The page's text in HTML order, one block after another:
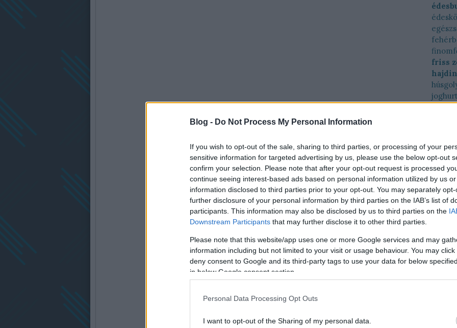
Blog - Do Not Process My Personal Information
If you wish to opt-out of the sale, sharing to third parties, or processing of your
sensitive information for targeted advertising by us, please use the below opt-out
confirm your selection. Please note that after your opt-out request is processed
continue seeing interest-based ads based on personal information utilized by us
information disclosed to third parties prior to your opt-out. You may separately
further disclosure of your personal information by third parties on the IAB’s list of
participants. This information may also be disclosed by us to third parties on the
Downstream Participants that may further disclose it to other third parties.
Please note that this website/app uses one or more Google services and may
information including but not limited to your visit or usage behaviour. You may
deny consent to Google and its third-party tags to use your data for below
in below Google consent section.
Personal Data Processing Opt Outs
I want to opt-out of the Sharing of my personal data.
friss
joghurt
köles
lime
menta
pirított